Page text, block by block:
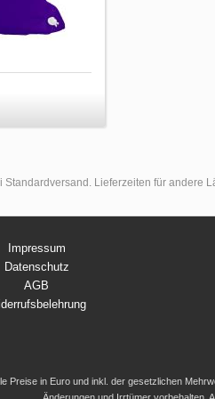
Lieferzeiten für andere
Impressum
Datenschutz
AGB
Preise in Euro und inkl. der gesetzlichen